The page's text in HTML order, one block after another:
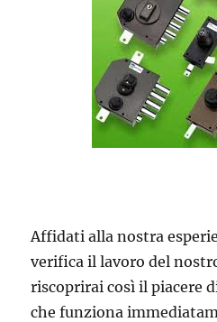
Affidati alla nostra
verifica il lavoro del
riscoprirai così il piacere
che funziona